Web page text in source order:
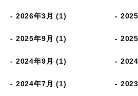
2026年3月 (1)
2025年9月 (1)
2024年9月 (1)
2024年7月 (1)